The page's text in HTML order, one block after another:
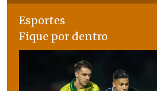
Esportes
Fique por dentro